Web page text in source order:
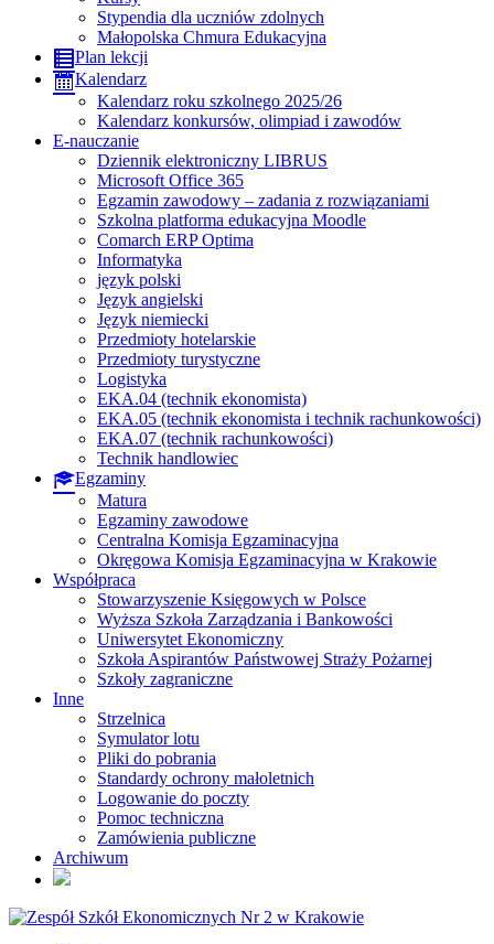
Stypendia dla uczniów zdolnych
Małopolska Chmura Edukacyjna
Plan lekcji
Kalendarz
Kalendarz roku szkolnego 2025/26
Kalendarz konkursów, olimpiad i zawodów
E-nauczanie
Dziennik elektroniczny LIBRUS
Microsoft Office 365
Egzamin zawodowy – zadania z rozwiązaniami
Szkolna platforma edukacyjna Moodle
Comarch ERP Optima
Informatyka
język polski
Język angielski
Język niemiecki
Przedmioty hotelarskie
Przedmioty turystyczne
Logistyka
EKA.04 (technik ekonomista)
EKA.05 (technik ekonomista i technik rachunkowości)
EKA.07 (technik rachunkowości)
Technik handlowiec
Egzaminy
Matura
Egzaminy zawodowe
Centralna Komisja Egzaminacyjna
Okręgowa Komisja Egzaminacyjna w Krakowie
Współpraca
Stowarzyszenie Księgowych w Polsce
Wyższa Szkoła Zarządzania i Bankowości
Uniwersytet Ekonomiczny
Szkoła Aspirantów Państwowej Straży Pożarnej
Szkoły zagraniczne
Inne
Strzelnica
Symulator lotu
Pliki do pobrania
Standardy ochrony małoletnich
Logowanie do poczty
Pomoc techniczna
Zamówienia publiczne
Archiwum